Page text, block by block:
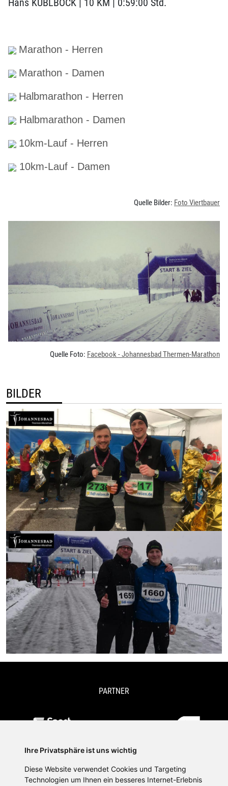
Ihre Privatsphäre ist uns wichtig
Diese Website verwendet Cookies und Targeting
Technologien um Ihnen ein besseres Internet-Erlebnis
Hans KÜBLBÖCK | 10 KM | 0:59:00 Std.
Marathon - Herren
Marathon - Damen
Halbmarathon - Herren
Halbmarathon - Damen
10km-Lauf - Herren
10km-Lauf - Damen
Quelle Bilder: Foto Viertbauer
Quelle Foto: Facebook - Johannesbad Thermen-Marathon
BILDER
PARTNER